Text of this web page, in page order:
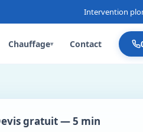
Intervention
Chauffage▾ Contact
gratuit — 5 min